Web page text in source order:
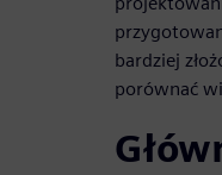
bardziej
porównać